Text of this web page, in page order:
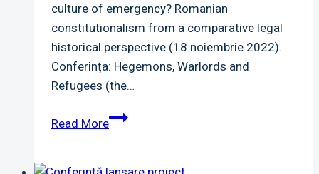
culture of emergency? Romanian
constitutionalism from a comparative legal
historical perspective (18 noiembrie 2022).
Conferința: Hegemons, Warlords and
Refugees (the…
Read MoreRezultate